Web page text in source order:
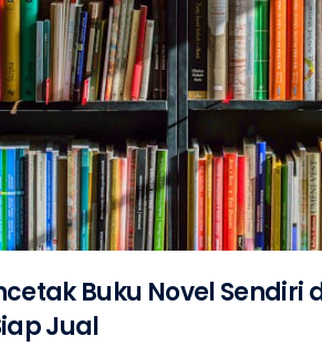
Buku Novel Sendiri
Jual